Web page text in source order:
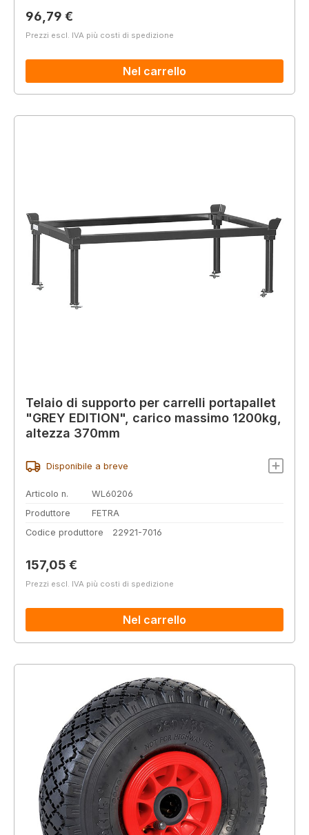
Prezzo normale:
96,79 €
Prezzi escl. IVA più costi di spedizione
Nel carrello
Telaio di supporto per carrelli portapallet
"GREY EDITION", carico massimo 1200kg,
altezza 370mm
Disponibile a breve
Articolo n.
WL60206
Produttore
FETRA
Codice produttore
22921-7016
Prezzo normale:
157,05 €
Prezzi escl. IVA più costi di spedizione
Nel carrello